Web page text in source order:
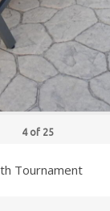
4of 25
Tournament